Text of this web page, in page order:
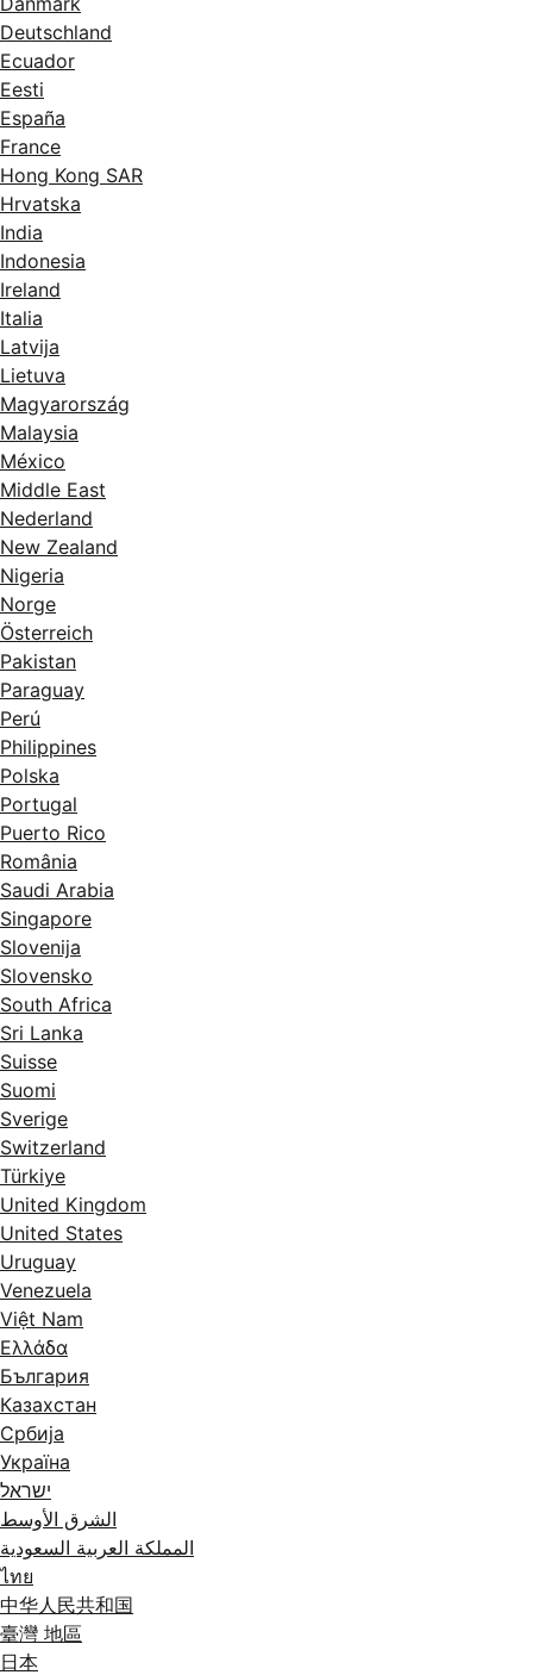
Deutschland
Ecuador
Eesti
España
France
Hong Kong SAR
Hrvatska
India
Indonesia
Ireland
Italia
Latvija
Lietuva
Magyarország
Malaysia
México
Middle East
Nederland
New Zealand
Nigeria
Norge
Österreich
Pakistan
Paraguay
Perú
Philippines
Polska
Portugal
Puerto Rico
România
Saudi Arabia
Singapore
Slovenija
Slovensko
South Africa
Sri Lanka
Suisse
Suomi
Sverige
Switzerland
Türkiye
United Kingdom
United States
Uruguay
Venezuela
Việt Nam
Ελλάδα
България
Казахстан
Србија
Україна
ישראל
الشرق الأوسط
المملكة العربية السعودية
ไทย
中华人民共和国
臺灣 地區
日本